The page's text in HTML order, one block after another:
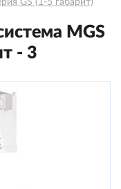
GS (1-5 габарит)
MGS
- 3